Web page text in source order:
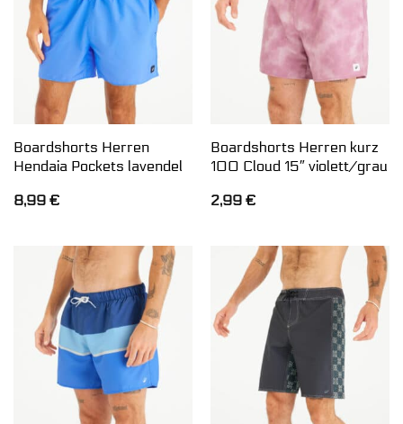
Boardshorts Herren
Hendaia Pockets lavendel
8,99 €
Boardshorts Herren kurz
100 Cloud 15″ violett/grau
2,99 €